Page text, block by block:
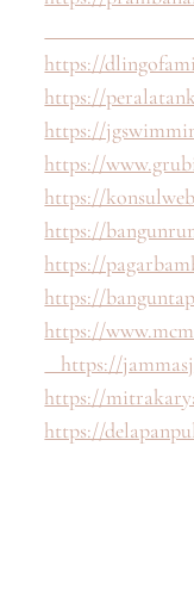
https://
https://
https://
https://
https://
https://
https://
https://
https://
https://
https://
https://
https://